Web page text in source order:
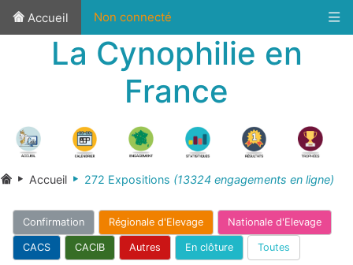
Accueil Non connecté
La Cynophilie en
France
Accueil 272 Expositions (13324 engagements en ligne)
Confirmation Régionale d'Elevage Nationale d'Elevage
CACS CACIB Autres En clôture Toutes